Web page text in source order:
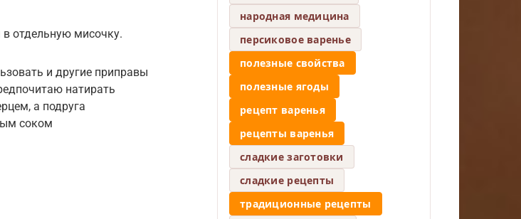
отдельную мисочку.
и другие приправы
натирать
а подруга
соком
народная медицина
персиковое варенье
полезные свойства
полезные ягоды
рецепт варенья
рецепты варенья
сладкие заготовки
сладкие рецепты
традиционные рецепты